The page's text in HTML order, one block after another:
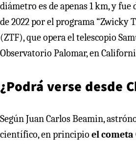
diámetro es de apenas 1 km, y
de 2022 por el programa “Zwicky
(ZTF), que opera el telescopio
Observatorio Palomar, en
¿Podrá verse desde
Según Juan Carlos Beamin,
científico, en principio el cometa